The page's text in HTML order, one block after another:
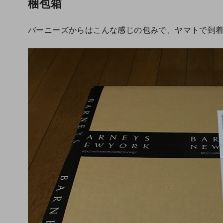
バーニーズからはこんな感じの包みで、ヤマトで到